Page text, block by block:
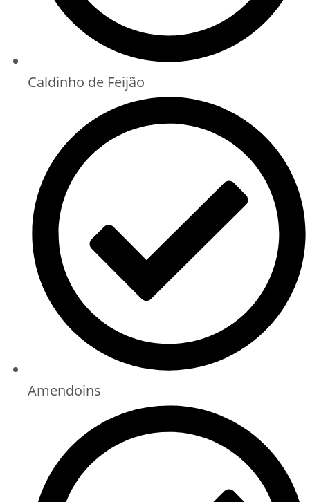
Caldinho de Feijão
Amendoins